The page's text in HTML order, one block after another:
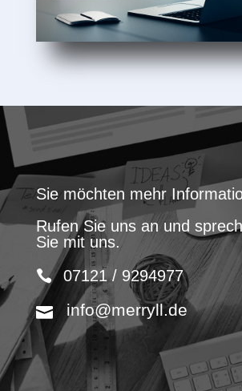
Sie möchten mehr
Rufen Sie uns an und
Sie mit uns.
07121 / 9294977
info@merryll.de